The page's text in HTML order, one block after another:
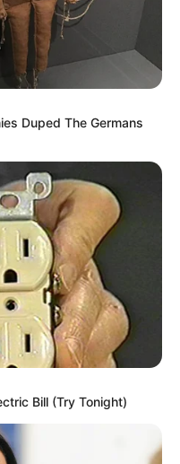
Duped The Germans
Bill (Try Tonight)